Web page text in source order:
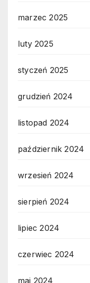
marzec 2025
luty 2025
styczeń 2025
grudzień 2024
listopad 2024
październik 2024
wrzesień 2024
sierpień 2024
lipiec 2024
czerwiec 2024
maj 2024